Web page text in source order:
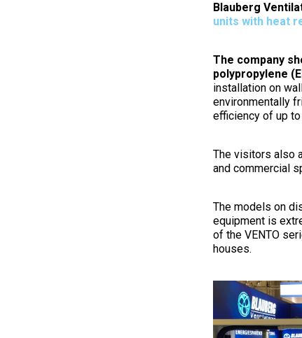
Blauberg
units with heat
The company
polypropylene
installation on
environmentally
efficiency of up to
The visitors also
and commercial
The models on
equipment is
of the VENTO
houses.